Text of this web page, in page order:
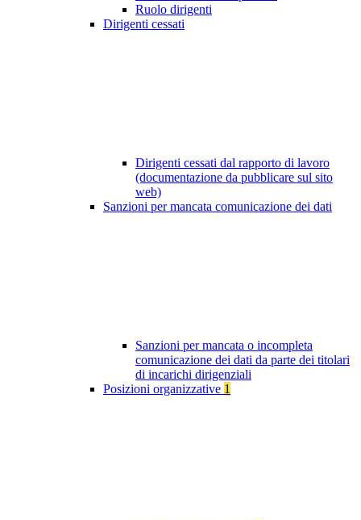
Ruolo dirigenti
Dirigenti cessati
Dirigenti cessati dal rapporto di lavoro
(documentazione da pubblicare sul sito
web)
Sanzioni per mancata comunicazione dei dati
Sanzioni per mancata o incompleta
comunicazione dei dati da parte dei titolari
di incarichi dirigenziali
Posizioni organizzative 1